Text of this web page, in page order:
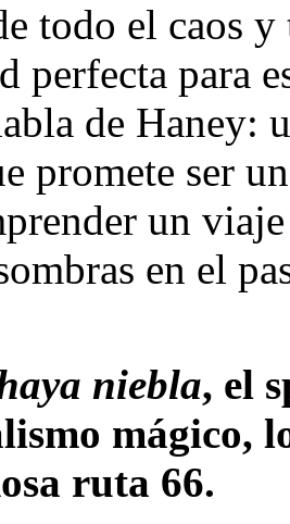
todo el caos
perfecta para
de Haney:
promete ser
un
en el
niebla, el
mágico,
ruta 66.